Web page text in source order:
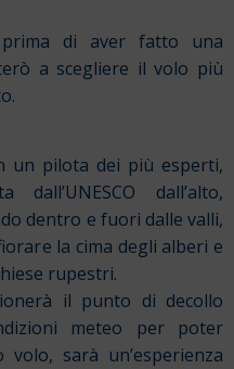
di aver fatto una
a scegliere il volo più
un pilota dei più esperti,
dall’alto,
dentro e fuori dalle valli,
la cima degli alberi e
rupestri.
il punto di decollo
meteo per poter
sarà un’esperienza